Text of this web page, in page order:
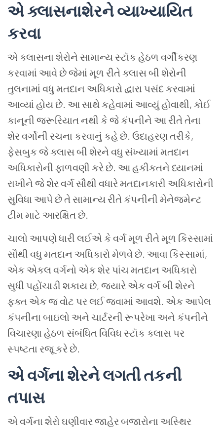
એ ક્લાસનાશેરનેવ્યાખ્યાયિત
કરવા
એ ક્લાસના શેરોને સામાન્ય સ્ટૉક હેઠળ વર્ગીકરણ
કરવામાં આવે છેજેમાં મૂળ રીતેક્લાસબી શેરોની
તુલનામાં વધુ મતદાન અધિકારો દ્વારા પસંદકરવામાં
આવ્યાં હોય છે. આ સાથેકહેવામાં આવ્યુંહોવાથી, કોઈ
કાનૂની જરૂરિયાતનથી કેજેકંપનીને આ રીતેતેના
શેરવર્ગોની રચના કરવાનું કહે છે. ઉદાહરણતરીકે,
ફેસબુકજેક્લાસબી શેરને વધુ સંખ્યામાં મતદાન
અધિકારોની ફાળવણી કરે છે. આહકીકતને ધ્યાનમાં
રાખીને જેશેરવર્ગ સૌથી વધારેમતદાનકારી અધિકારોની
સુવિધા આપે છેતે સામાન્ય રીતેકંપનીની મેનેજમેન્ટ
ટીમમાટે આરક્ષિત છે.
ચાલો આપણે ધારી લઈએકેવર્ગમૂળ રીતે મૂળ કિસ્સામાં
સૌથી વધુ મતદાન અધિકારો મેળવે છે. આવા કિસ્સામાં,
એક એકલવર્ગનો એકશેર પાંચ મતદાન અધિકારો
સુધી પહોંચાડી શકાય છે, જ્યારે એકવર્ગબી શેરને
ફક્ત એકજવોટ પરલઈજવામાં આવશે. એક આપેલ
કંપનીના બાઇલો અને ચાર્ટરની રૂપરેખા અને કંપનીને
વિચારણા હેઠળ સંબંધિત વિવિધ સ્ટૉકક્લાસ પર
સ્પષ્ટતા રજૂકરે છે.
એ વર્ગનાશેરને લગતી તકની
તપાસ
એ વર્ગના શેરો ઘણીવારજાહેરબજારોના અસ્થિર